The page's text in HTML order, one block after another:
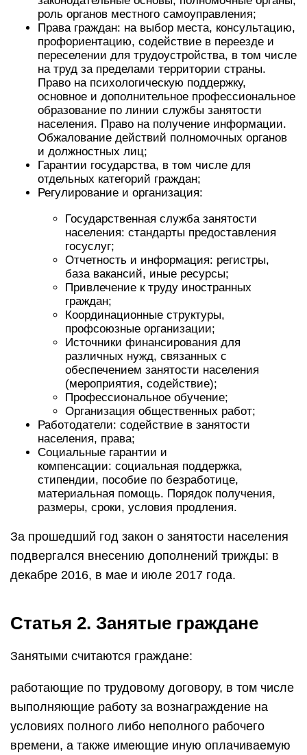
роль органов местного самоуправления;
Права граждан: на выбор места, консультацию,
профориентацию, содействие в переезде и
переселении для трудоустройства, в том числе
на труд за пределами территории страны.
Право на психологическую поддержку,
основное и дополнительное профессиональное
образование по линии службы занятости
населения. Право на получение информации.
Обжалование действий полномочных органов
и должностных лиц;
Гарантии государства, в том числе для
отдельных категорий граждан;
Регулирование и организация:
Государственная служба занятости
населения: стандарты предоставления
госуслуг;
Отчетность и информация: регистры,
база вакансий, иные ресурсы;
Привлечение к труду иностранных
граждан;
Координационные структуры,
профсоюзные организации;
Источники финансирования для
различных нужд, связанных с
обеспечением занятости населения
(мероприятия, содействие);
Профессиональное обучение;
Организация общественных работ;
Работодатели: содействие в занятости
населения, права;
Социальные гарантии и
компенсации: социальная поддержка,
стипендии, пособие по безработице,
материальная помощь. Порядок получения,
размеры, сроки, условия продления.
За прошедший год закон о занятости населения
подвергался внесению дополнений трижды: в
декабре 2016, в мае и июле 2017 года.
Статья 2. Занятые граждане
Занятыми считаются граждане:
работающие по трудовому договору, в том числе
выполняющие работу за вознаграждение на
условиях полного либо неполного рабочего
времени, а также имеющие иную оплачиваемую